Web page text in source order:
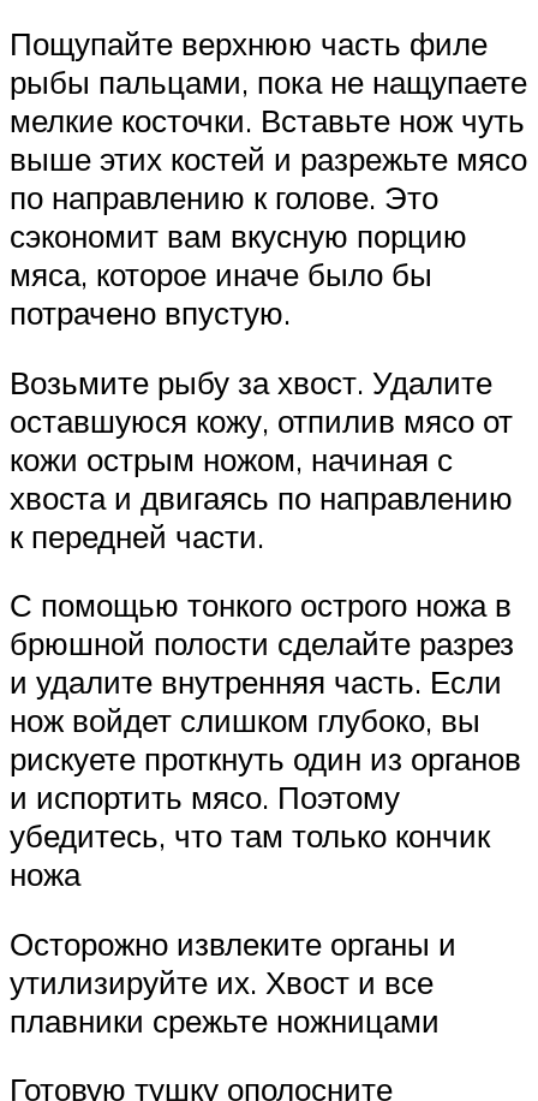
Пощупайте верхнюю часть филе
рыбы пальцами, пока не нащупаете
мелкие косточки. Вставьте нож чуть
выше этих костей и разрежьте мясо
по направлению к голове. Это
сэкономит вам вкусную порцию
мяса, которое иначе было бы
потрачено впустую.
Возьмите рыбу за хвост. Удалите
оставшуюся кожу, отпилив мясо от
кожи острым ножом, начиная с
хвоста и двигаясь по направлению
к передней части.
С помощью тонкого острого ножа в
брюшной полости сделайте разрез
и удалите внутренняя часть. Если
нож войдет слишком глубоко, вы
рискуете проткнуть один из органов
и испортить мясо. Поэтому
убедитесь, что там только кончик
ножа
Осторожно извлеките органы и
утилизируйте их. Хвост и все
плавники срежьте ножницами
Готовую тушку ополосните